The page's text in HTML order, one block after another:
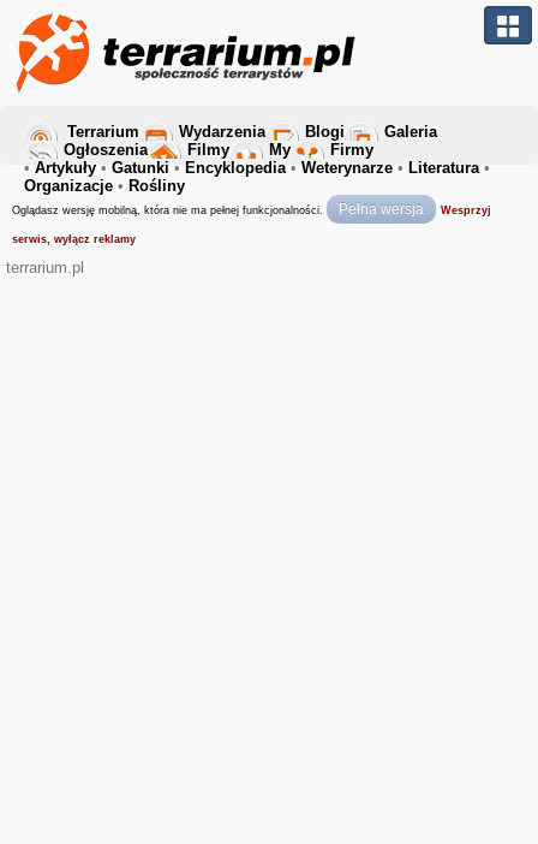
Terrarium Wydarzenia Blogi
Galeria
Ogłoszenia
Filmy My
Firmy
• Artykuły • Gatunki • Encyklopedia• Weterynarze • Literatura•
Organizacje • Rośliny
Oglądasz wersję mobilną, która nie ma pełnej funkcjonalności. Pełna wersja Wesprzyj
serwis, wyłącz reklamy
terrarium.pl